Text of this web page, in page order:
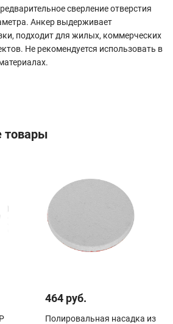
сверление отверстия
Анкер выдерживает
подходит для жилых, коммерческих
Не рекомендуется использовать в
товары
464 руб.
Полировальная насадка из